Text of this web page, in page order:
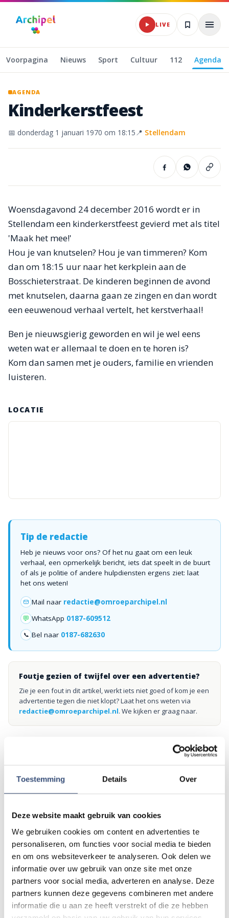
Toestemming Details Over
Deze website maakt gebruik van cookies
We gebruiken cookies om content en advertenties te
personaliseren, om functies voor social media te bieden
en om ons websiteverkeer te analyseren. Ook delen we
informatie over uw gebruik van onze site met onze
partners voor social media, adverteren en analyse. Deze
partners kunnen deze gegevens combineren met andere
informatie die u aan ze heeft verstrekt of die ze hebben
Naar hoofdinhoud
LIVE
Voorpagina Nieuws Sport Cultuur 112 Agenda
AGENDA
Kinderkerstfeest
📅 donderdag 1 januari 1970 om 18:15📍 Stellendam
Woensdagavond 24 december 2016 wordt er in
Stellendam een kinderkerstfeest gevierd met als titel
'Maak het mee!'
Hou je van knutselen? Hou je van timmeren? Kom
dan om 18:15 uur naar het kerkplein aan de
Bosschieterstraat. De kinderen beginnen de avond
met knutselen, daarna gaan ze zingen en dan wordt
een eeuwenoud verhaal vertelt, het kerstverhaal!
Ben je nieuwsgierig geworden en wil je wel eens
weten wat er allemaal te doen en te horen is?
Kom dan samen met je ouders, familie en vrienden
luisteren.
LOCATIE
Tip de redactie
Heb je nieuws voor ons? Of het nu gaat om een leuk
verhaal, een opmerkelijk bericht, iets dat speelt in de buurt
of als je politie of andere hulpdiensten ergens ziet: laat
het ons weten!
Mail naar redactie@omroeparchipel.nl
💬 WhatsApp 0187-609512
📞 Bel naar 0187-682630
Foutje gezien of twijfel over een advertentie?
Zie je een fout in dit artikel, werkt iets niet goed of kom je een
advertentie tegen die niet klopt? Laat het ons weten via
redactie@omroeparchipel.nl. We kijken er graag naar.
Andere events
8 📍 Ouddorp🕐 11:00
11
AUG.
Magic Summer show met Steven Kazàn
📍 Ouddorp🕐17:00